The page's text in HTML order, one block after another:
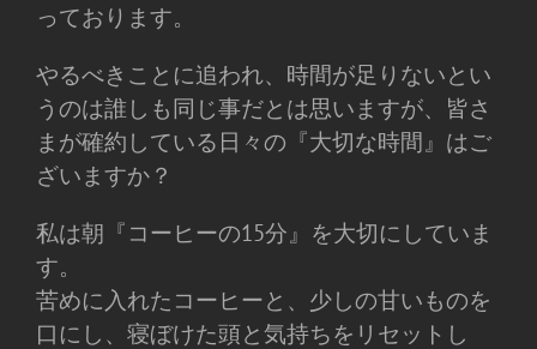
っております。
やるべきことに追われ、時間が足りないとい
うのは誰しも同じ事だとは思いますが、皆さ
まが確約している日々の『大切な時間』はご
ざいますか？
私は朝『コーヒーの15分』を大切にしていま
す。
苦めに入れたコーヒーと、少しの甘いものを
口にし、寝ぼけた頭と気持ちをリセットし